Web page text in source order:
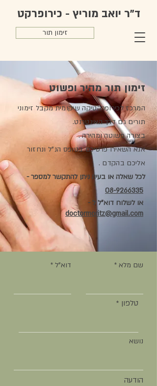
זימון תור
ד"ר יואב מוריץ - כירופרקט
זימון תור מהיר ופשוט
המרכז לכירופרקטיקה שיקומית מקבל זימוני
תורים גם דרך האינטרנט.
בצורה פשוטה ומהירה .
אנא השאירו פרטיכם בטופס הנ"ל ונחזור
אליכם בהקדם .
לכל שאלה או בעיה ניתן להתקשר למספר -
08-9266335
או לשלוח דוא"ל ל -
doctormoritz@gmail.com
דוא"ל שם מלא
טלפון
נושא
הודעה